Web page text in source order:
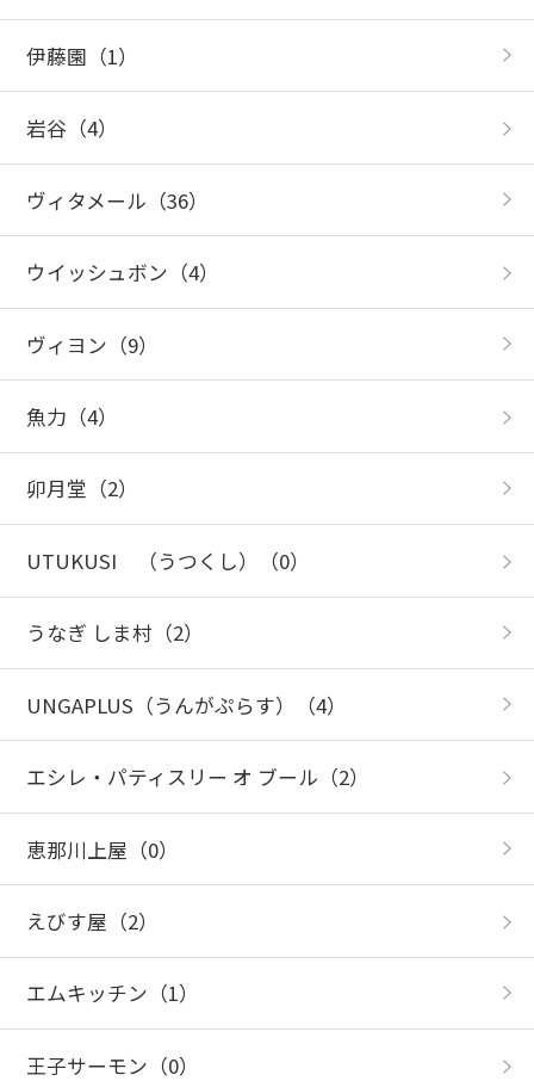
伊藤園 （1）
岩谷（4）
ヴィタメール （36）
ウイッシュボン （4）
ヴィヨン （9）
魚力 （4）
卯月堂 （2）
UTUKUSI （うつくし） （0）
うなぎ しま村 （2）
UNGAPLUS（うんがぷらす） （4）
エシレ・パティスリー オ ブール （2）
恵那川上屋 （0）
えびす屋 （2）
エムキッチン （1）
王子サーモン （0）